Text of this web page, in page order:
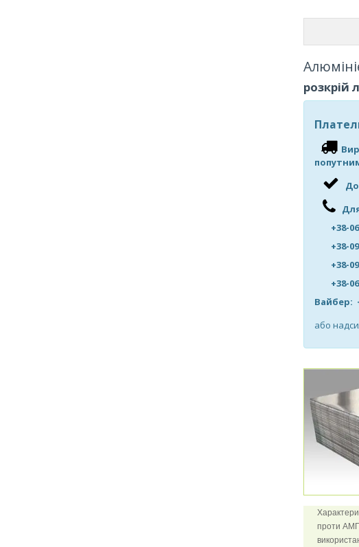
розкрій
+38-
+38-
+38-
+38-
Вайбер:
або
проти